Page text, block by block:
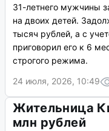
31-летнего мужчины
на двоих детей.
тысяч рублей, а с
приговорил его к 6
строгого режима.
24 июля, 2026, 10:49
Жительница
млн рублей